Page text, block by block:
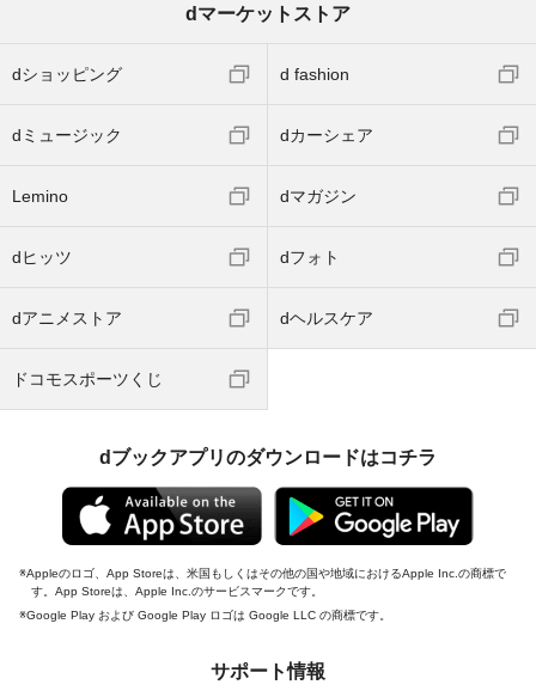
dマーケットストア
dショッピング d fashion
dミュージック dカーシェア
Lemino dマガジン
dヒッツ dフォト
dアニメストア dヘルスケア
ドコモスポーツくじ
dブックアプリのダウンロードはコチラ
Appleのロゴ、App Storeは、米国もしくはその他の国や地域におけるApple Inc.の商標で
す。App Storeは、Apple Inc.のサービスマークです。
Google Play および Google Play ロゴは Google LLC の商標です。
サポート情報